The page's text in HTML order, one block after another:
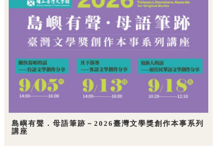
島嶼有聲．母語筆跡－2026臺灣文學獎創作本事系列
講座